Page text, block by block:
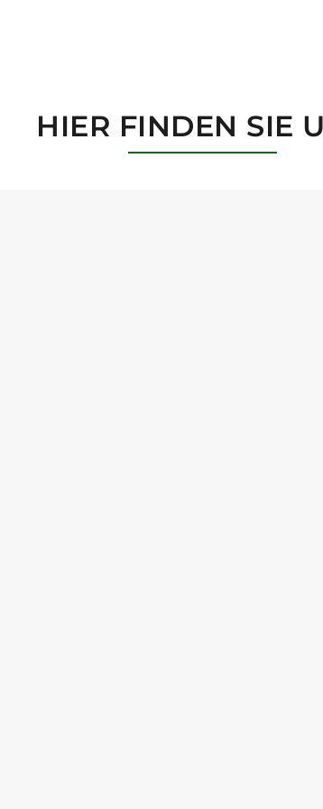
HIER FINDEN SIE